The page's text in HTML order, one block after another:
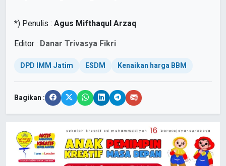
*) Penulis : Agus Mifthaqul Arzaq
Editor : Danar Trivasya Fikri
DPD IMM Jatim ESDM Kenaikan harga BBM
Bagikan :